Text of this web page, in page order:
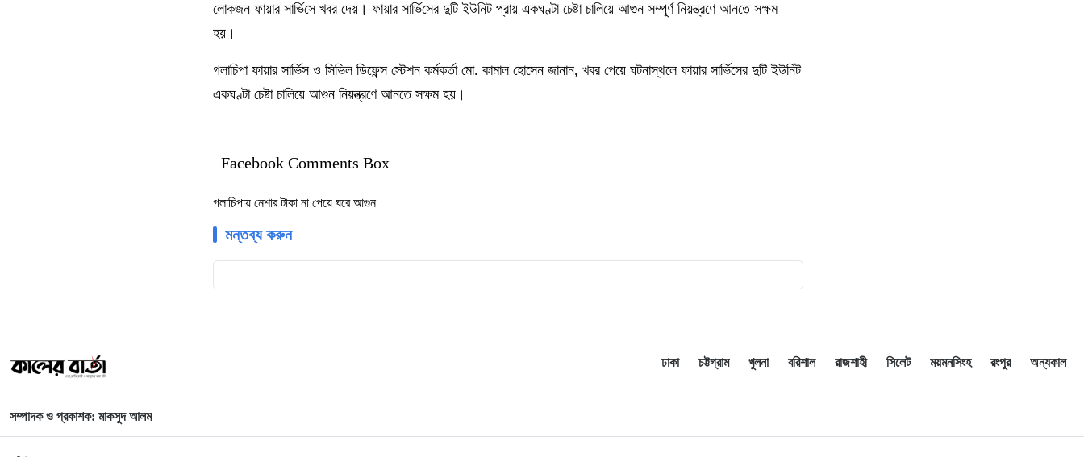
লোকজন ফায়ার সার্ভিসে খবর দেয়। ফায়ার সার্ভিসের দুটি ইউনিট প্রায় একঘণ্টা চেষ্টা চালিয়ে আগুন সম্পূর্ণ নিয়ন্ত্রণে আনতে সক্ষম
হয়।
গলাচিপা ফায়ার সার্ভিস ও সিভিল ডিফেন্স স্টেশন কর্মকর্তা মো. কামাল হোসেন জানান, খবর পেয়ে ঘটনাস্থলে ফায়ার সার্ভিসের দুটি ইউনিট
একঘণ্টা চেষ্টা চালিয়ে আগুন নিয়ন্ত্রণে আনতে সক্ষম হয়।
Facebook Comments Box
গলাচিপায় নেশার টাকা না পেয়ে ঘরে আগুন
মন্তব্য করুন
নিখোঁজ, উদ্ধার ৫
ঢাকা চট্টগ্রাম খুলনা বরিশাল রাজশাহী সিলেট ময়মনসিংহ রংপুর অন্যকাল
সম্পাদক ও প্রকাশক: মাকসুদ আলম